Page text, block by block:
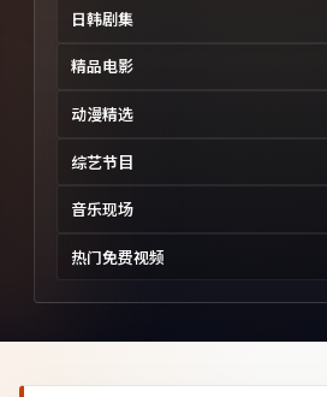
日韩剧集
精品电影
动漫精选
综艺节目
音乐现场
热门免费视频